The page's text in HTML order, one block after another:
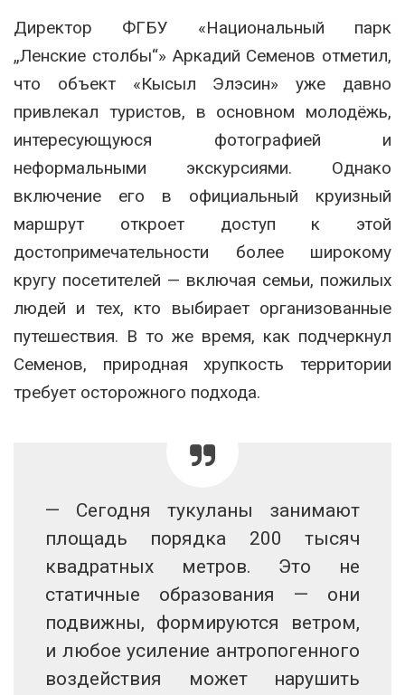
Директор ФГБУ «Национальный парк
„Ленские столбы“» Аркадий Семенов отметил,
что объект «Кысыл Элэсин» уже давно
привлекал туристов, в основном молодёжь,
интересующуюся фотографией и
неформальными экскурсиями. Однако
включение его в официальный круизный
маршрут откроет доступ к этой
достопримечательности более широкому
кругу посетителей — включая семьи, пожилых
людей и тех, кто выбирает организованные
путешествия. В то же время, как подчеркнул
Семенов, природная хрупкость территории
требует осторожного подхода.
— Сегодня тукуланы занимают
площадь порядка 200 тысяч
квадратных метров. Это не
статичные образования — они
подвижны, формируются ветром,
и любое усиление антропогенного
воздействия может нарушить